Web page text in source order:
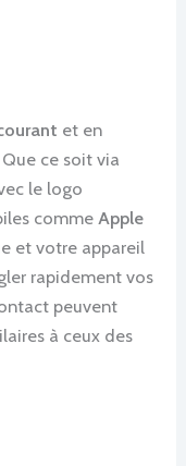
et en
ce soit via
le logo
commeApple
et votre appareil
rapidement vos
peuvent
à ceux des